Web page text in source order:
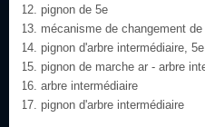
pignon de 5e
mécanisme de changement
pignon d'arbre intermédiaire,
pignon de marche ar - arbre
arbre intermédiaire
pignon d'arbre intermédiaire